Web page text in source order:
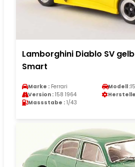
Lamborghini Diablo SV
Smart
Marke : Ferrari Modell :
Version : 158 1964
Massstabe : 1/43